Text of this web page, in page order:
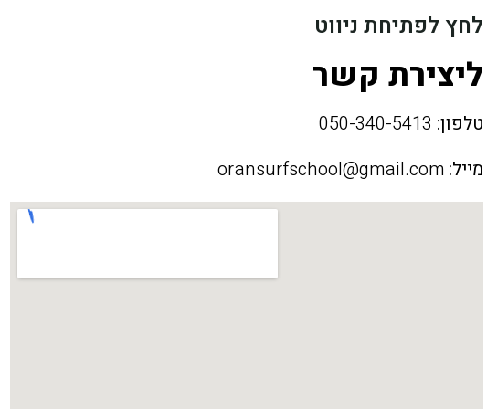
לחץ לפתיחת ניווט
ליצירת קשר
טלפון:
מייל: oransurfschool@gmail.com